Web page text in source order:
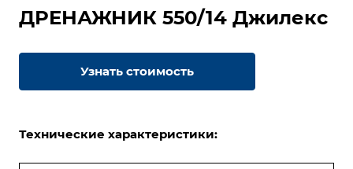
ДРЕНАЖНИК 550/14 Джилекс
Узнать стоимость
Технические характеристики: